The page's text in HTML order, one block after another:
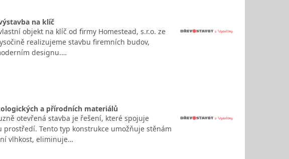
na klíč
objekt na klíč od firmy Homestead, s.r.o. ze
realizujeme stavbu firemních budov,
designu.…
a přírodních materiálů
otevřená stavba je řešení, které spojuje
Tento typ konstrukce umožňuje stěnám
vlhkost, eliminuje…